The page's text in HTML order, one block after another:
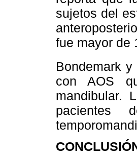
sujetos del
fue mayor de
Bondemark y
con AOS
mandibular.
pacientes